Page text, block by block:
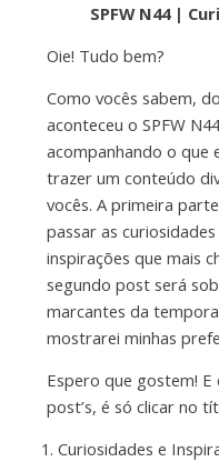
SPFW N44 |
Oie! Tudo bem?
Como vocês sabem,
aconteceu o SPFW
acompanhando o que
trazer um conteúdo
vocês. A primeira
passar as
inspirações que mais
segundo post será
marcantes da
mostrarei minhas
Espero que gostem!
post’s, é só clicar no
Curiosidades e